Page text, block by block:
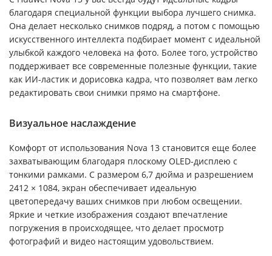
благодаря специальной функции выбора лучшего снимка.
Она делает несколько снимков подряд, а потом с помощью
искусственного интеллекта подбирает момент с идеальной
улыбкой каждого человека на фото. Более того, устройство
поддерживает все современные полезные функции, такие
как ИИ-ластик и дорисовка кадра, что позволяет вам легко
редактировать свои снимки прямо на смартфоне.
Визуальное наслаждение
Комфорт от использования Nova 13 становится еще более
захватывающим благодаря плоскому OLED-дисплею с
тонкими рамками. С размером 6,7 дюйма и разрешением
2412 × 1084, экран обеспечивает идеальную
цветопередачу ваших снимков при любом освещении.
Яркие и четкие изображения создают впечатление
погружения в происходящее, что делает просмотр
фотографий и видео настоящим удовольствием.